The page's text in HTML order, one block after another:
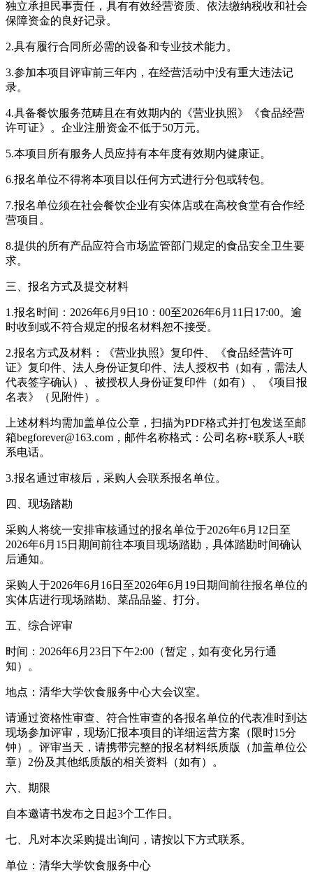
独立承担民事责任，具有有效经营资质、依法缴纳税收和社会
保障资金的良好记录。
2.具有履行合同所必需的设备和专业技术能力。
3.参加本项目评审前三年内，在经营活动中没有重大违法记
录。
4.具备餐饮服务范畴且在有效期内的《营业执照》《食品经营
许可证》。企业注册资金不低于50万元。
5.本项目所有服务人员应持有本年度有效期内健康证。
6.报名单位不得将本项目以任何方式进行分包或转包。
7.报名单位须在社会餐饮企业有实体店或在高校食堂有合作经
营项目。
8.提供的所有产品应符合市场监管部门规定的食品安全卫生要
求。
三、报名方式及提交材料
1.报名时间：2026年6月9日10：00至2026年6月11日17:00。逾
时收到或不符合规定的报名材料恕不接受。
2.报名方式及材料：《营业执照》复印件、《食品经营许可
证》复印件、法人身份证复印件、法人授权书（如有，需法人
代表签字确认）、被授权人身份证复印件（如有）、《项目报
名表》（见附件）。
上述材料均需加盖单位公章，扫描为PDF格式并打包发送至邮
箱begforever@163.com，邮件名称格式：公司名称+联系人+联
系电话。
3.报名通过审核后，采购人会联系报名单位。
四、现场踏勘
采购人将统一安排审核通过的报名单位于2026年6月12日至
2026年6月15日期间前往本项目现场踏勘，具体踏勘时间确认
后通知。
采购人于2026年6月16日至2026年6月19日期间前往报名单位的
实体店进行现场踏勘、菜品品鉴、打分。
五、综合评审
时间：2026年6月23日下午2:00（暂定，如有变化另行通
知）。
地点：清华大学饮食服务中心大会议室。
请通过资格性审查、符合性审查的各报名单位的代表准时到达
现场参加评审，现场汇报本项目的详细运营方案（限时15分
钟）。评审当天，请携带完整的报名材料纸质版（加盖单位公
章）2份及其他纸质版的相关资料（如有）。
六、期限
自本邀请书发布之日起3个工作日。
七、凡对本次采购提出询问，请按以下方式联系。
单位：清华大学饮食服务中心